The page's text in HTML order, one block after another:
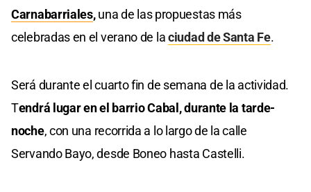
Carnabarriales,una de las propuestas más
celebradas en el verano de laciudad de Santa Fe.
Será durante el cuarto fin de semana de la actividad.
Tendrá lugar en el barrio Cabal, durante la tarde-
noche, con una recorrida a lo largo de la calle
Servando Bayo, desde Boneo hasta Castelli.